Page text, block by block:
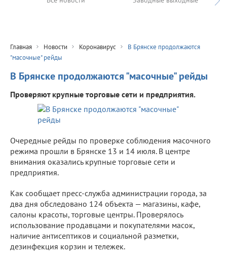
Главная Новости Коронавирус
В Брянске продолжаются
"масочные" рейды
В Брянске продолжаются "масочные" рейды
Проверяют крупные торговые сети и предприятия.
Очередные рейды по проверке соблюдения масочного
режима прошли в Брянске 13 и 14 июля. В центре
внимания оказались крупные торговые сети и
предприятия.
Как сообщает пресс-служба администрации города, за
два дня обследовано 124 объекта — магазины, кафе,
салоны красоты, торговые центры. Проверялось
использование продавцами и покупателями масок,
наличие антисептиков и социальной разметки,
дезинфекция корзин и тележек.